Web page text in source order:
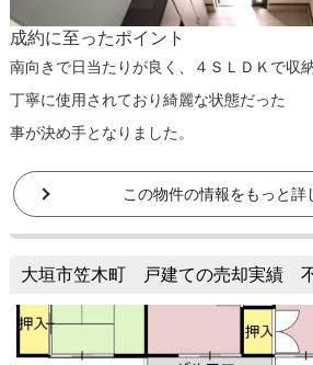
成約に至ったポイント
南向きで日当たりが良く、４ＳＬＤＫで収
丁寧に使用されており綺麗な状態だった
事が決め手となりました。
この物件の情報をもっと詳
大垣市笠木町 戸建ての売却実績